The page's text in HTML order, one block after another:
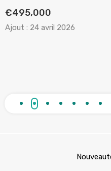
€495,000
Ajout : 24 avril 2026